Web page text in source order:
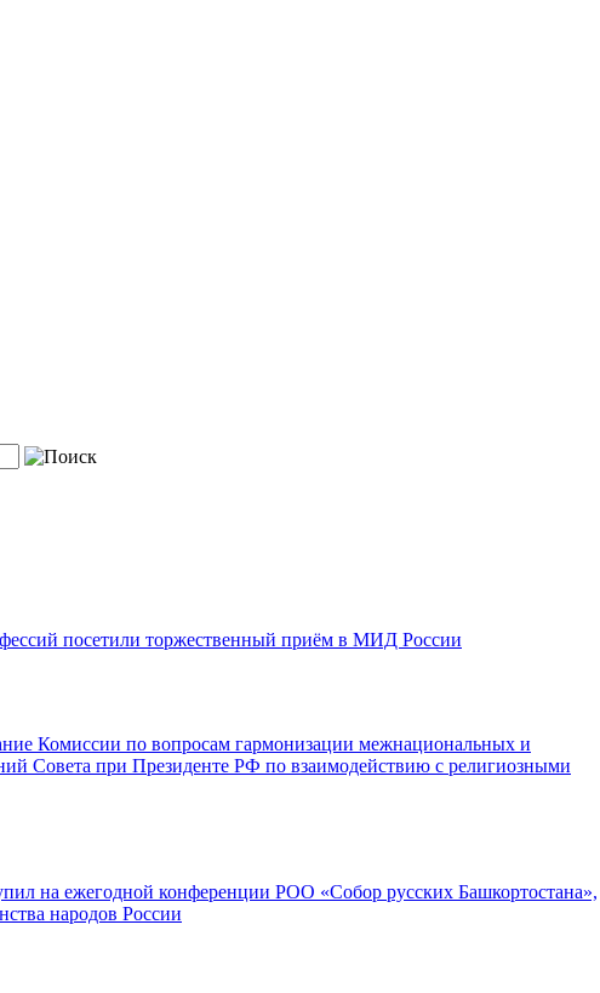
посетили торжественный приём в МИД России
Комиссии по вопросам гармонизации межнациональных и
Совета при Президенте РФ по взаимодействию с религиозными
на ежегодной конференции РОО «Собор русских Башкортостана»,
народов России